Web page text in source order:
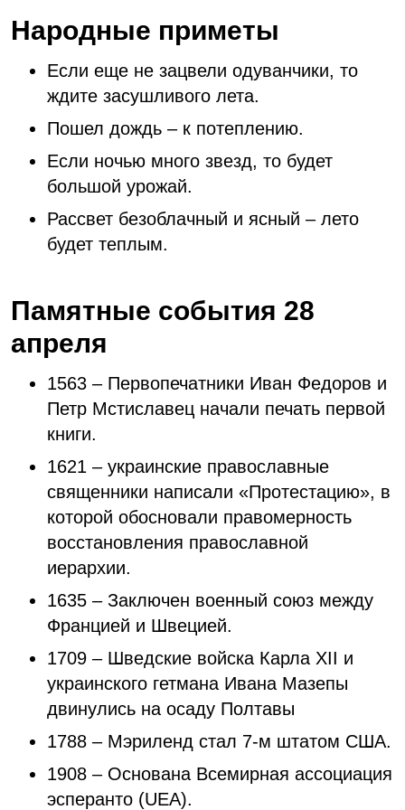
Народные приметы
Если еще не зацвели одуванчики, то
ждите засушливого лета.
Пошел дождь – к потеплению.
Если ночью много звезд, то будет
большой урожай.
Рассвет безоблачный и ясный – лето
будет теплым.
Памятные события 28
апреля
1563 – Первопечатники Иван Федоров и
Петр Мстиславец начали печать первой
книги.
1621 – украинские православные
священники написали «Протестацию», в
которой обосновали правомерность
восстановления православной
иерархии.
1635 – Заключен военный союз между
Францией и Швецией.
1709 – Шведские войска Карла XII и
украинского гетмана Ивана Мазепы
двинулись на осаду Полтавы
1788 – Мэриленд стал 7-м штатом США.
1908 – Основана Всемирная ассоциация
эсперанто (UEA).